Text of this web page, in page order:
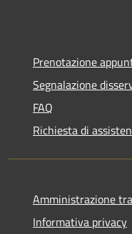
Prenotazione
Segnalazione
FAQ
Richiesta di
Amministrazione
Informativa privacy